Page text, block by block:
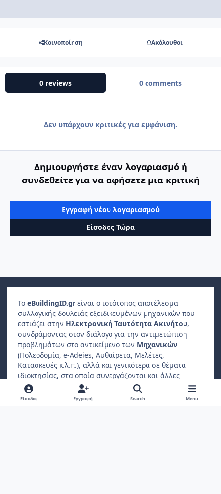
Κοινοποίηση Ακόλουθοι
0 reviews 0 comments
Δεν υπάρχουν κριτικές για εμφάνιση.
Δημιουργήστε έναν λογαριασμό ή
συνδεθείτε για να αφήσετε μια κριτική
Εγγραφή νέου λογαριασμού
Είσοδος Τώρα
Το eBuildingID.gr είναι ο ιστότοπος αποτέλεσμα
συλλογικής δουλειάς εξειδικευμένων μηχανικών που
εστιάζει στην Ηλεκτρονική Ταυτότητα Ακινήτου,
συνδράμοντας στον διάλογο για την αντιμετώπιση
προβλημάτων στο αντικείμενο των Μηχανικών
(Πολεοδομία, e-Adeies, Αυθαίρετα, Μελέτες,
Κατασκευές κ.λ.π.), αλλά και γενικότερα σε θέματα
ιδιοκτησίας, στα οποία συνεργάζονται και άλλες
επαγγελματικές ενώσεις, όπως
Δικηγόροι
Συμβολαιογράφοι Φοροτεχνικοί
κ.λ.π..
Είσοδος Εγγραφή Search Menu